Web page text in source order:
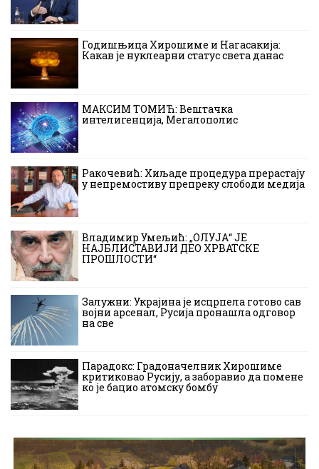
Годишњица Хирошиме и Нагасакија:
Какав је нуклеарни статус света данас
МАКСИМ ТОМИЋ: Вештачка
интелигенција, Мегалополис
Ракочевић: Хиљаде процедура прерастају
у непремостиву препреку слободи медија
Владимир Умељић: „ОЛУЈА“ ЈЕ
НАЈБЛИСТАВИЈИ ДЕО ХРВАТСКЕ
ПРОШЛОСТИ“
Залужни: Украјина је исцрпела готово сав
војни арсенал, Русија пронашла одговор
на све
Парадокс: Градоначелник Хирошиме
критиковао Русију, а заборавио да помене
ко је бацио атомску бомбу